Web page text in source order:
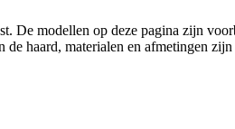
De modellen op deze pagina zijn
haard, materialen en afmetingen